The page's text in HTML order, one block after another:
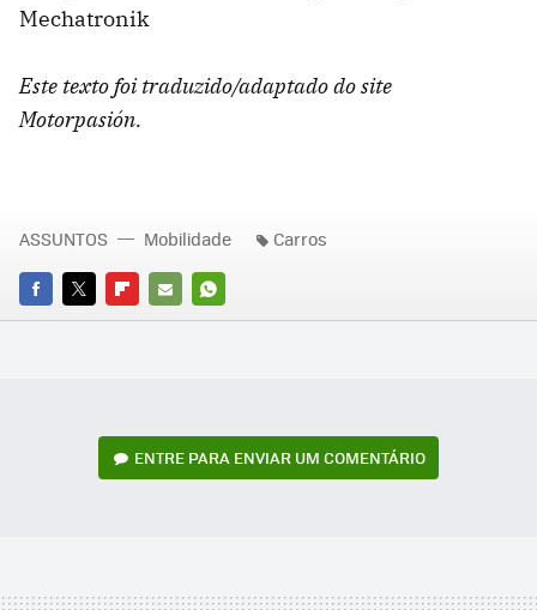
Mechatronik
Este texto foi traduzido/adaptado do site
Motorpasión.
FACEBOOK
TWITTERFLIPBOARD
E-
WHATSAPP
ASSUNTOS Mobilidade Carros
ENTRE PARA ENVIAR UM COMENTÁRIO